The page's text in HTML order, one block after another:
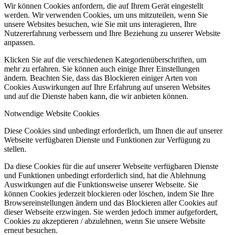
Wir können Cookies anfordern, die auf Ihrem Gerät eingestellt
werden. Wir verwenden Cookies, um uns mitzuteilen, wenn Sie
unsere Websites besuchen, wie Sie mit uns interagieren, Ihre
Nutzererfahrung verbessern und Ihre Beziehung zu unserer Website
anpassen.
Klicken Sie auf die verschiedenen Kategorienüberschriften, um
mehr zu erfahren. Sie können auch einige Ihrer Einstellungen
ändern. Beachten Sie, dass das Blockieren einiger Arten von
Cookies Auswirkungen auf Ihre Erfahrung auf unseren Websites
und auf die Dienste haben kann, die wir anbieten können.
Notwendige Website Cookies
Diese Cookies sind unbedingt erforderlich, um Ihnen die auf unserer
Webseite verfügbaren Dienste und Funktionen zur Verfügung zu
stellen.
Da diese Cookies für die auf unserer Webseite verfügbaren Dienste
und Funktionen unbedingt erforderlich sind, hat die Ablehnung
Auswirkungen auf die Funktionsweise unserer Webseite. Sie
können Cookies jederzeit blockieren oder löschen, indem Sie Ihre
Browsereinstellungen ändern und das Blockieren aller Cookies auf
dieser Webseite erzwingen. Sie werden jedoch immer aufgefordert,
Cookies zu akzeptieren / abzulehnen, wenn Sie unsere Website
erneut besuchen.